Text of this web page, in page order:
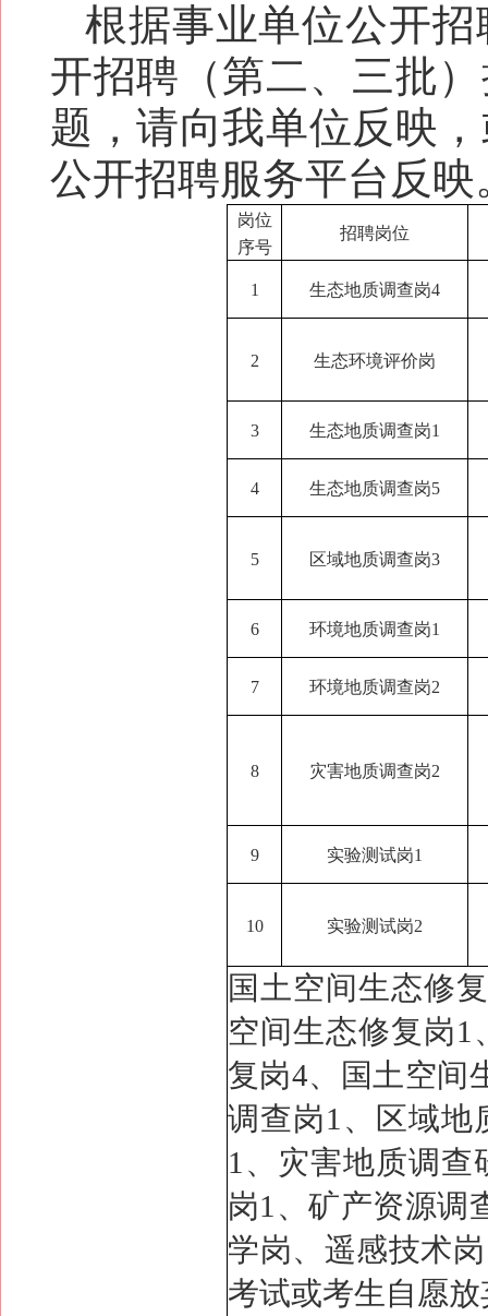
根据事业单位公开
开招聘（第二、三批
题，请向我单位反映
公开招聘服务平台反映
岗位
序号
招聘岗位
1 生态地质调查岗4
2 生态环境评价岗
3 生态地质调查岗1
4 生态地质调查岗5
5 区域地质调查岗3
6 环境地质调查岗1
7 环境地质调查岗2
8 灾害地质调查岗2
9 实验测试岗1
10 实验测试岗2
国土空间生态修
空间生态修复岗1
复岗4、国土空间
调查岗1、区域地
1、灾害地质调查
岗1、矿产资源调
学岗、遥感技术
考试或考生自愿